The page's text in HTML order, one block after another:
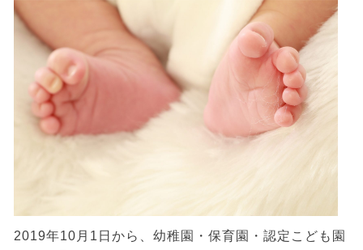
2019年10月1日から、幼稚園・保育園・認定こども園